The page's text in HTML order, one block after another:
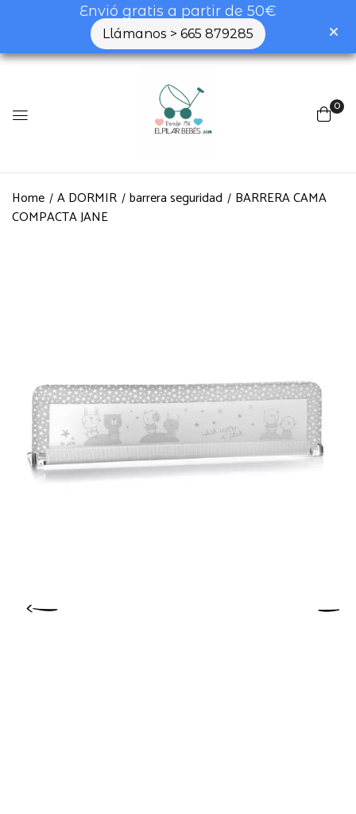
Envió gratis a partir de 50€
Llámanos > 665 879285
0
Home A DORMIR barrera seguridad
BARRERA CAMA
COMPACTA JANE